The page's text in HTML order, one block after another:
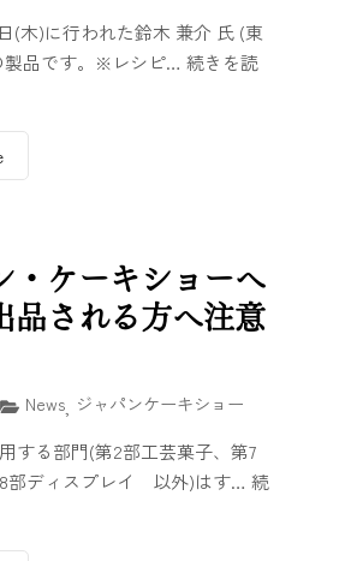
(木)に行われた鈴木 兼介 氏 (東
製品です。※レシピ… 続きを読
・ケーキショーへ
品される方へ注意
News ジャパンケーキショー
する部門(第2部工芸菓子、第7
部ディスプレイ 以外)はす… 続